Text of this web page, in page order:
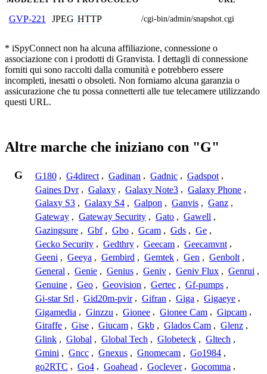
GVP-221 JPEG HTTP /cgi-bin/admin/snapshot.cgi
* iSpyConnect non ha alcuna affiliazione, connessione o
associazione con i prodotti di Granvista. I dettagli di connessione
forniti qui sono raccolti dalla comunità e potrebbero essere
incompleti, inesatti o obsoleti. Non forniamo alcuna garanzia o
assicurazione che tu possa connetterti alle tue telecamere utilizzando
questi URL.
Altre marche che iniziano con "G"
G G180 , G4direct , Gadinan , Gadnic , Gadspot ,
Gaines Dvr , Galaxy , Galaxy Note3 , Galaxy Phone ,
Galaxy S3 , Galaxy S4 , Galpon , Ganvis , Ganz ,
Gateway , Gateway Security , Gato , Gawell ,
Gazingsure , Gbf , Gbo , Gcam , Gds , Ge ,
Gecko Security , Gedthry , Geecam , Geecamvnt ,
Geeni , Geeya , Gembird , Gemtek , Gen , Genbolt ,
General , Genie , Genius , Geniv , Geniv Flux , Genrui ,
Genuine , Geo , Geovision , Gertec , Gf-pumps ,
Gi-star Srl , Gid20m-pvir , Gifran , Giga , Gigaeye ,
Gigamedia , Ginzzu , Gionee , Gionee Cam , Gipcam ,
Giraffe , Gise , Giucam , Gkb , Glados Cam , Glenz ,
Glink , Global , Global Tech , Globeteck , Gltech ,
Gmini , Gncc , Gnexus , Gnomecam , Go1984 ,
go2RTC , Go4 , Goahead , Goclever , Gocomma ,